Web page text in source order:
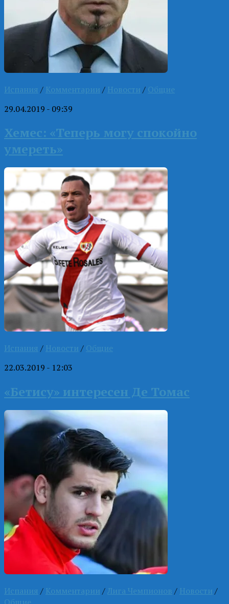
Испания / Комментарии / Новости / Общие
29.04.2019 - 09:39
Хемес: «Теперь могу спокойно
умереть»
Испания / Новости / Общие
22.03.2019 - 12:03
«Бетису» интересен Де Томас
Испания / Комментарии /Лига Чемпионов / Новости /